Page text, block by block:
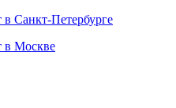
Санкт-Петербурге
в Москве